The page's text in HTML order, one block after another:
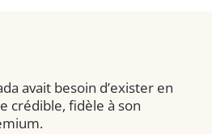
avait besoin d’exister en
crédible, fidèle à son